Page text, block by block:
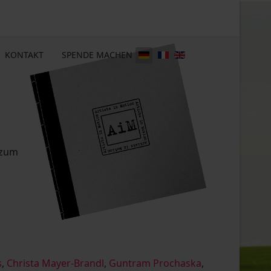
KONTAKT SPENDE MACHEN
, Christa Mayer-Brandl, Guntram Prochaska,